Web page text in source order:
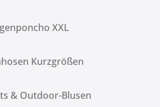
XXL
Kurzgrößen
& Outdoor-Blusen